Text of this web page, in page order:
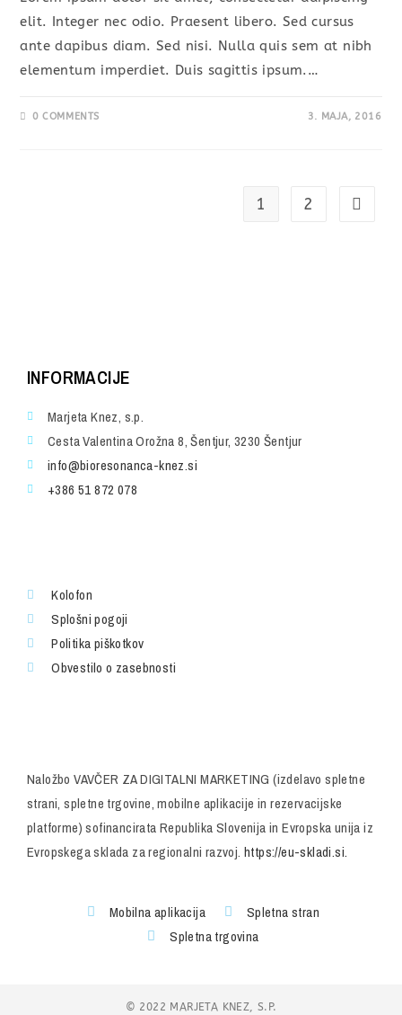
elit. Integer nec odio. Praesent libero. Sed cursus
ante dapibus diam. Sed nisi. Nulla quis sem at nibh
elementum imperdiet. Duis sagittis ipsum.…
0 COMMENTS 3. MAJA, 2016
1 2
INFORMACIJE
Marjeta Knez, s.p.
Cesta Valentina Orožna 8, Šentjur, 3230 Šentjur
info@bioresonanca-knez.si
+386 51 872 078
Kolofon
Splošni pogoji
Politika piškotkov
Obvestilo o zasebnosti
Naložbo VAVČER ZA DIGITALNI MARKETING (izdelavo spletne
strani, spletne trgovine, mobilne aplikacije in rezervacijske
platforme) sofinancirata Republika Slovenija in Evropska unija iz
Evropskega sklada za regionalni razvoj. https://eu-skladi.si.
Mobilna aplikacija
Spletna stran
Spletna trgovina
© 2022 MARJETA KNEZ, S.P.